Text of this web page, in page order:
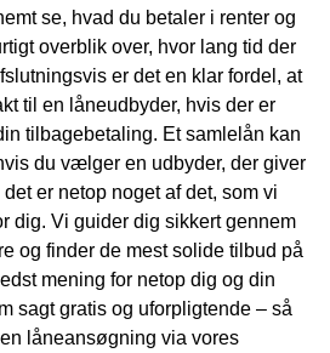
se, hvad du betaler i renter og
overblik over, hvor lang tid der
er det en klar fordel, at
til en låneudbyder, hvis der er
tilbagebetaling. Et samlelån kan
du vælger en udbyder, der giver
er netop noget af det, som vi
dig. Vi guider dig sikkert gennem
og finder de mest solide tilbud på
mening for netop dig og din
sagt gratis og uforpligtende – så
låneansøgning via vores